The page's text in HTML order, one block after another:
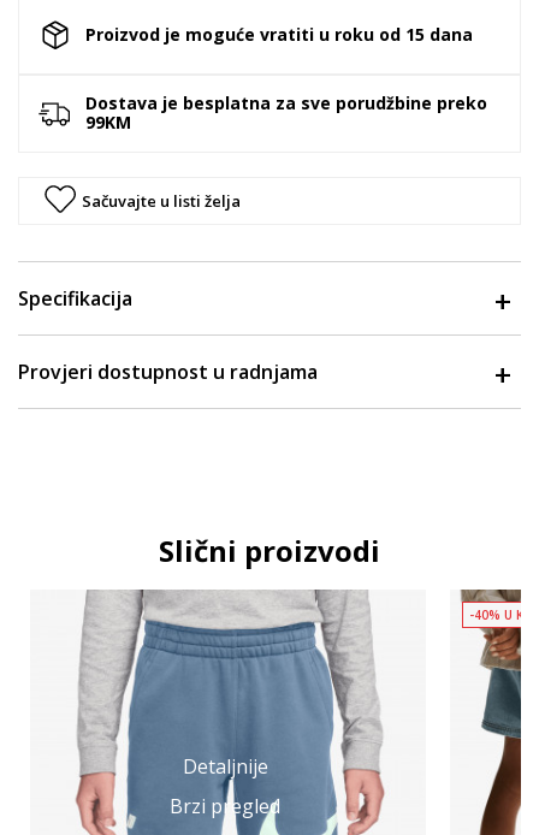
Proizvod je moguće vratiti u roku od 15 dana
Dostava je besplatna za sve porudžbine preko
99KM
Sačuvajte u listi želja
Specifikacija
Provjeri dostupnost u radnjama
Slični proizvodi
Detaljnije
Brzi pregled
-40% U